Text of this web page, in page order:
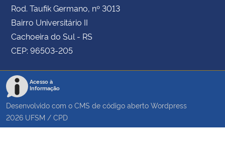
Rod. Taufik Germano, nº 3013
Bairro Universitário II
Cachoeira do Sul - RS
CEP: 96503-205
Acesso à
Informação
Desenvolvido com o CMS de código aberto Wordpress
2026 UFSM / CPD